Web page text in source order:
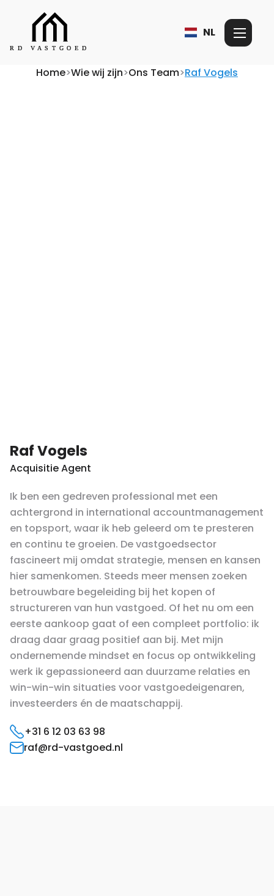
NL
Home>Wie wij zijn>Ons Team>Raf Vogels
Raf Vogels
Acquisitie Agent
Ik ben een gedreven professional met een
achtergrond in international accountmanagement
en topsport, waar ik heb geleerd om te presteren
en continu te groeien. De vastgoedsector
fascineert mij omdat strategie, mensen en kansen
hier samenkomen. Steeds meer mensen zoeken
betrouwbare begeleiding bij het kopen of
structureren van hun vastgoed. Of het nu om een
eerste aankoop gaat of een compleet portfolio: ik
draag daar graag positief aan bij. Met mijn
ondernemende mindset en focus op ontwikkeling
werk ik gepassioneerd aan duurzame relaties en
win-win-win situaties voor vastgoedeigenaren,
investeerders én de maatschappij.
+31 6 12 03 63 98
raf@rd-vastgoed.nl